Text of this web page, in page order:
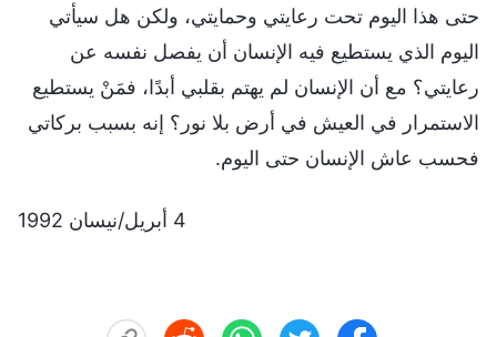
حتى هذا اليوم تحت رعايتي وحمايتي، ولكن هل سيأتي
اليوم الذي يستطيع فيه الإنسان أن يفصل نفسه عن
رعايتي؟ مع أن الإنسان لم يهتم بقلبي أبدًا، فمَنْ يستطيع
الاستمرار في العيش في أرض بلا نور؟ إنه بسبب بركاتي
فحسب عاش الإنسان حتى اليوم.
4 أبريل/نيسان 1992